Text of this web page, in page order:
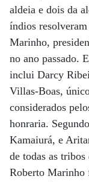
aldeia e dois da
índios
Marinho,
no ano passado.
inclui Darcy
Villas-Boas,
considerados
honraria.
Kamaiurá, e
de todas as
Roberto Marinho